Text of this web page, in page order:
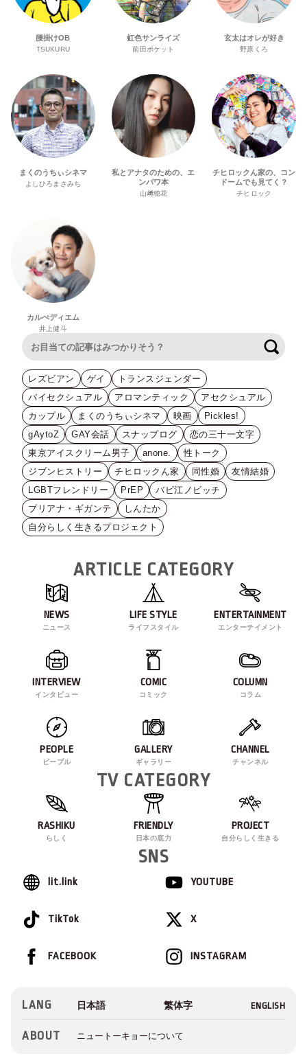
腰掛けOB
TSUKURU
虹色サンライズ
前田ポケット
玄太はオレが好き
野原くろ
まくのうちぃシネマ
よしひろまさみち
私とアナタのための、エ
ンパワ本
山﨑穂花
チヒロックん家の、コン
ドームでも見てく？
チヒロック
カルぺディエム
井上健斗
レズビアン ゲイ
トランスジェンダー
バイセクシュアル
アロマンティック
アセクシュアル
カップル
まくのうちぃシネマ 映画
Pickles!
gAytoZ
GAY会話 スナップログ
恋の三十一文字
東京アイスクリーム男子
anone.
性トーク
ジブンヒストリー
チヒロックん家 同性婚
友情結婚
LGBTフレンドリー
PrEP
バビ江ノビッチ
ブリアナ・ギガンテ
しんたか
自分らしく生きるプロジェクト
ARTICLE CATEGORY
NEWS
ニュース
LIFE STYLE
ライフスタイル
ENTERTAINMENT
エンターテイメント
INTERVIEW
インタビュー
COMIC
コミック
COLUMN
コラム
PEOPLE
ピープル
GALLERY
ギャラリー
CHANNEL
チャンネル
TV CATEGORY
RASHIKU
らしく
FRIENDLY
日本の底力
PROJECT
自分らしく生きる
SNS
lit.link YOUTUBE
TikTok X
INSTAGRAM
FACEBOOK
LANG
ABOUT ニュートーキョーについて